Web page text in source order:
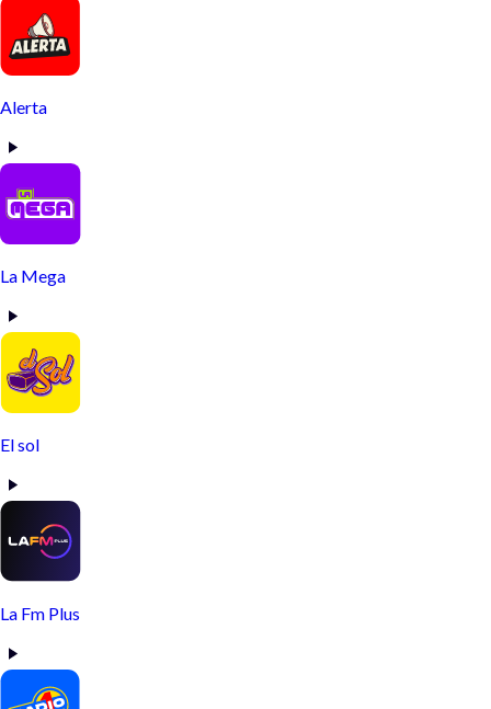
Alerta
La Mega
El sol
La Fm Plus